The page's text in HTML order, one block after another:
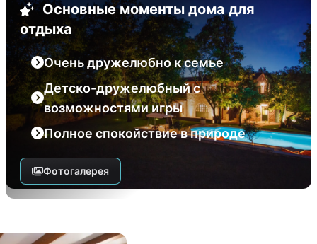
Основные моменты дома для
отдыха
Очень дружелюбно к семье
Детско-дружелюбный с
возможностями игры
Полное спокойствие в природе
Фотогалерея